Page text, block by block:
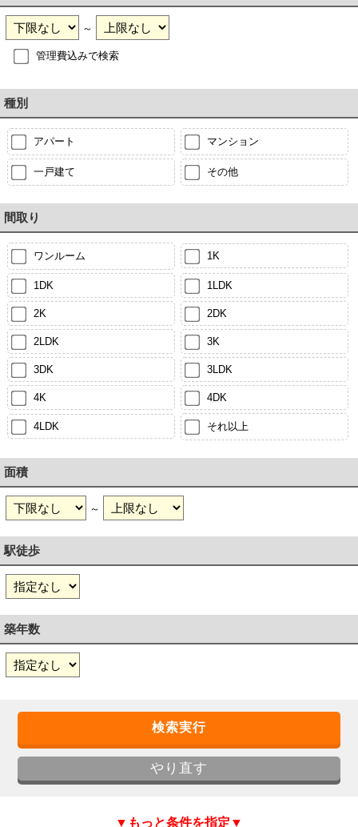
～
管理費込みで検索
種別
アパート マンション
一戸建て その他
間取り
ワンルーム 1K
1DK 1LDK
2K 2DK
2LDK 3K
3DK 3LDK
4K 4DK
4LDK それ以上
面積
～
駅徒歩
築年数
▼もっと条件を指定▼